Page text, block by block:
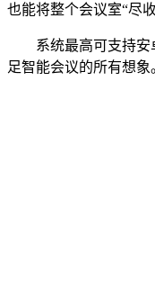
也能将整个会议室“尽收
系统最高可支持安卓
足智能会议的所有想象